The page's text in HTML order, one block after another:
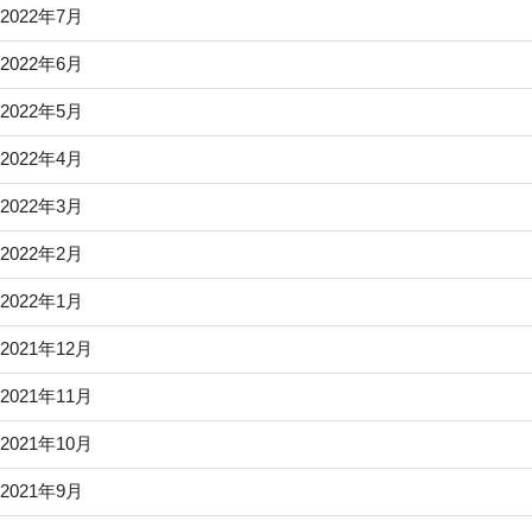
2022年7月
2022年6月
2022年5月
2022年4月
2022年3月
2022年2月
2022年1月
2021年12月
2021年11月
2021年10月
2021年9月